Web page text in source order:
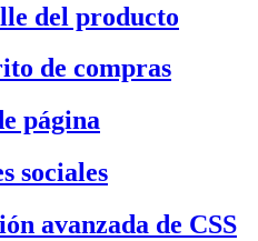
del producto
de compras
página
sociales
avanzada de CSS